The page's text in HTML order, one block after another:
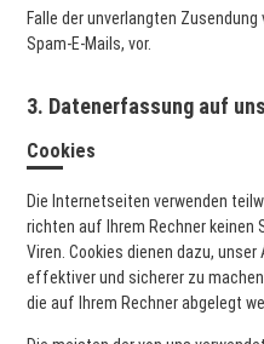
Falle der unverlangten
Spam-E-Mails, vor.
3. Datenerfassung auf
Cookies
Die Internetseiten verwenden
richten auf Ihrem Rechner keinen
Viren. Cookies dienen dazu,
effektiver und sicherer zu
die auf Ihrem Rechner abgelegt